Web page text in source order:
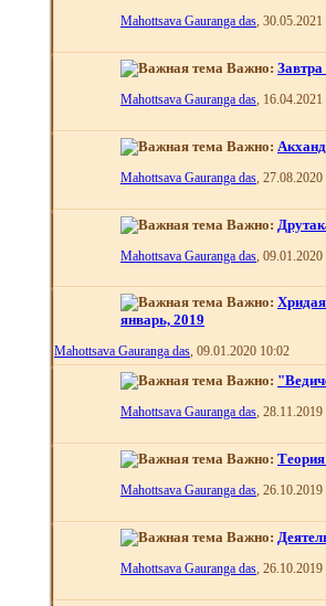
Mahottsava Gauranga das ,
Важно:
Mahottsava Gauranga das ,
Важно:
Mahottsava Gauranga das ,
Важно:
Mahottsava Gauranga das ,
Важно:
январь, 2019
Mahottsava Gauranga das, 09.01.2020 10:02
Важно:
Mahottsava Gauranga das, 28.11.2019
Важно:
Mahottsava Gauranga das, 26.10.2019
Важно:
Mahottsava Gauranga das, 26.10.2019